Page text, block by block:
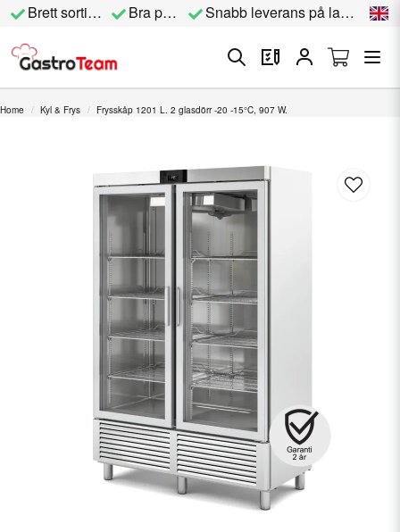
Brett sortiment Bra priser Snabb leverans på lagervara
Home Kyl & Frys Frysskåp 1201 L. 2 glasdörr -20 -15°C, 907 W.